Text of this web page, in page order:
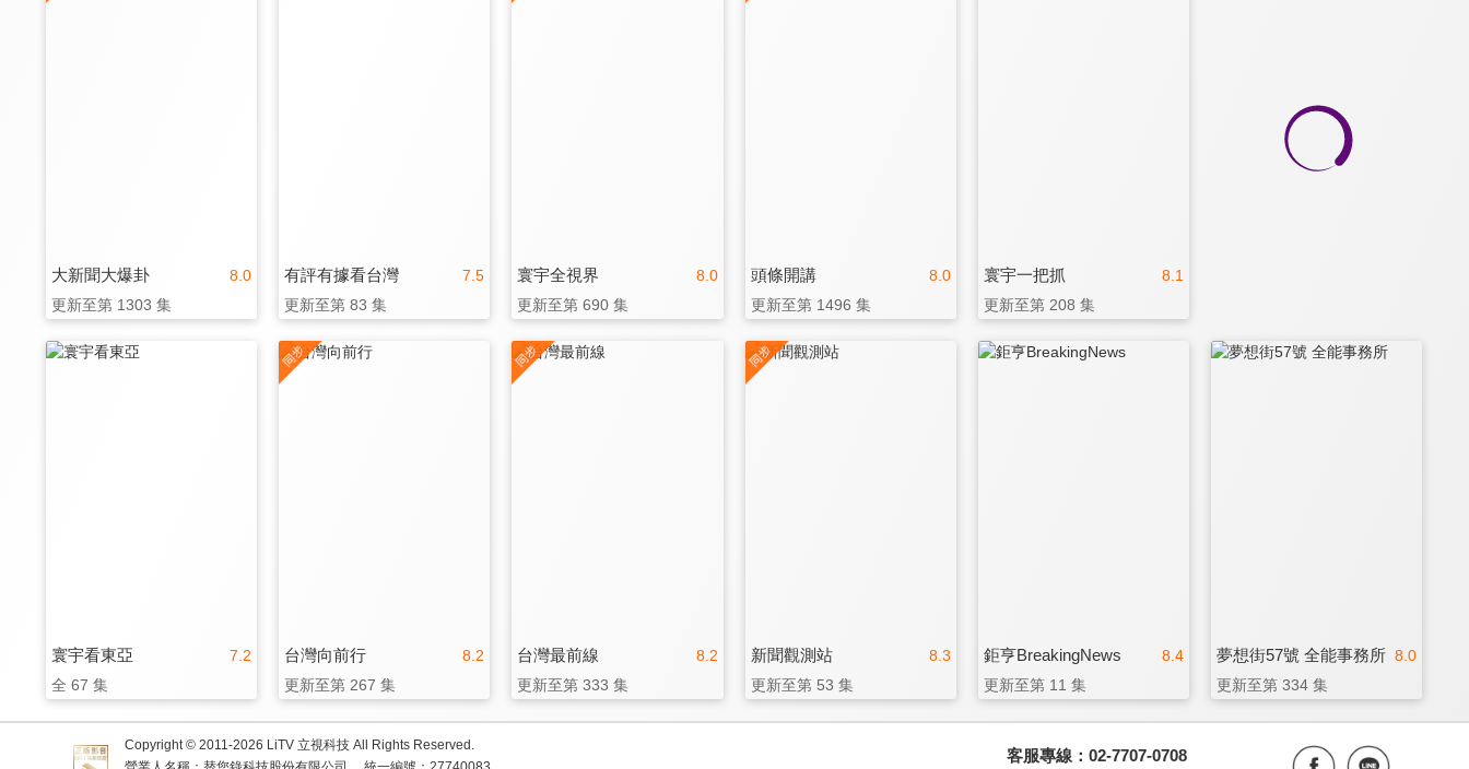
8.0
大新聞大爆卦
更新至第 1303 集
7.5
有評有據看台灣
更新至第 83 集
8.0
寰宇全視界
更新至第 690 集
8.0
頭條開講
更新至第 1496 集
8.1
寰宇一把抓
更新至第 208 集
7.2
寰宇看東亞
全 67 集
8.2
台灣向前行
更新至第 267 集
8.2
台灣最前線
更新至第 333 集
8.3
新聞觀測站
更新至第 53 集
8.4
鉅亨BreakingNews
更新至第 11 集
8.0
夢想街57號 全能事務所
更新至第 334 集
Copyright © 2011-2026 LiTV 立視科技 All Rights Reserved.
客服專線：02-7707-0708